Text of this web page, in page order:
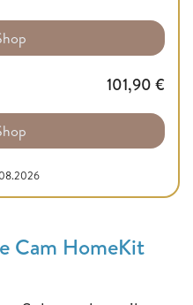
101,90 €
Cam HomeKit